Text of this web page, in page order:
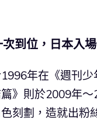
到位，日本入
1996年在《週刊
篇》則於2009年
刻劃，造就出粉